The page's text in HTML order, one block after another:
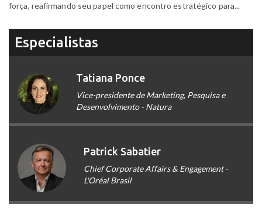
força, reafirmando seu papel como encontro estratégico para...
Especialistas
Tatiana Ponce
Vice-presidente de Marketing, Pesquisa e
Desenvolvimento - Natura
Patrick Sabatier
Chief Corporate Affairs & Engagement -
L'Oréal Brasil